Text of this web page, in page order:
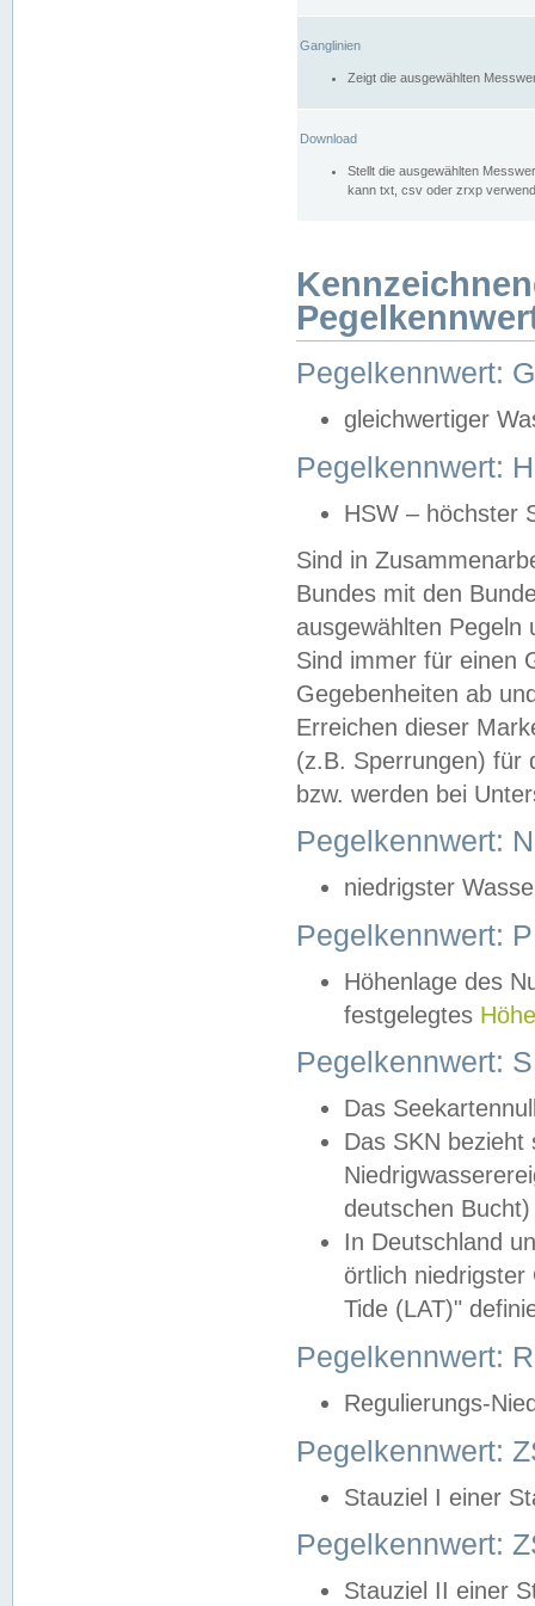
Ganglinien
Zeigt die ausgewählten
Download
Stellt die ausgewählten
kann txt, csv oder zrxp
Pegelkennwert:
gleichwertiger
Pegelkennwert:
HSW – höchster
Sind in
Bundes mit den
ausgewählten
Sind immer für einen
Gegebenheiten ab
Erreichen dieser
(z.B. Sperrungen) für
bzw. werden bei
Pegelkennwert:
niedrigster
Pegelkennwert:
Höhenlage des
festgelegtes
Pegelkennwert:
Das
Das SKN
deutschen
In Deutschland
örtlich
Tide (LAT)"
Pegelkennwert:
Regulierungs-
Pegelkennwert:
Stauziel I einer
Pegelkennwert:
Stauziel II einer